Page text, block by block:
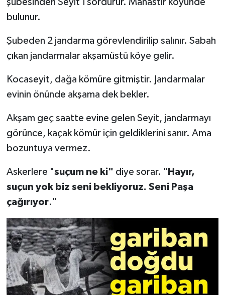
şubesinden Seyit'i sordurur. Manastır köyünde
bulunur.
Şubeden 2 jandarma görevlendirilip salınır. Sabah
çıkan jandarmalar akşamüstü köye gelir.
Kocaseyit, dağa kömüre gitmiştir. Jandarmalar
evinin önünde akşama dek bekler.
Akşam geç saatte evine gelen Seyit, jandarmayı
görünce, kaçak kömür için geldiklerini sanır. Ama
bozuntuya vermez.
Askerlere "suçum ne ki" diye sorar. " Hayır,
suçun yok biz seni bekliyoruz. Seni Paşa
çağırıyor."